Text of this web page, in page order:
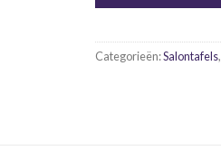
Categorieën:Salontafels,